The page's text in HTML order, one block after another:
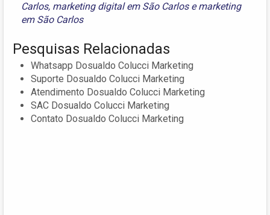
Carlos, marketing digital em São Carlosemarketing
em São Carlos
Pesquisas Relacionadas
Whatsapp Dosualdo Colucci Marketing
Suporte Dosualdo Colucci Marketing
Atendimento Dosualdo Colucci Marketing
SAC Dosualdo Colucci Marketing
Contato Dosualdo Colucci Marketing